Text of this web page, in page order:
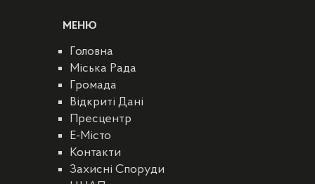
МЕНЮ
Головна
Міська Рада
Громада
Відкриті Дані
Пресцентр
E-Місто
Контакти
Захисні Споруди